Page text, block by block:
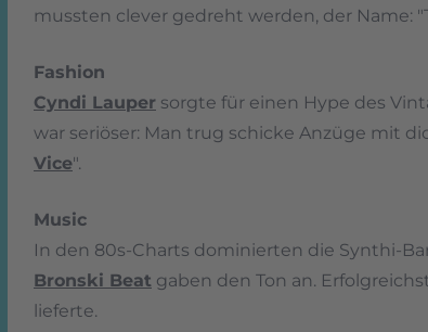
mussten clever gedreht werden, der Name:
Fashion
Cyndi Lauper sorgte für einen Hype des
war seriöser: Man trug schicke Anzüge mit
Vice".
Music
In den 80s-Charts dominierten die Synthi-
Bronski Beat gaben den Ton an.
lieferte.